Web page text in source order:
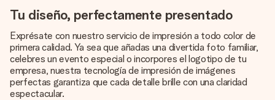
Tu diseño, perfectamente presentado
Exprésate con nuestro servicio de impresión a todo color de
primera calidad. Ya sea que añadas una divertida foto familiar,
celebres un evento especial o incorpores el logotipo de tu
empresa, nuestra tecnología de impresión de imágenes
perfectas garantiza que cada detalle brille con una claridad
espectacular.